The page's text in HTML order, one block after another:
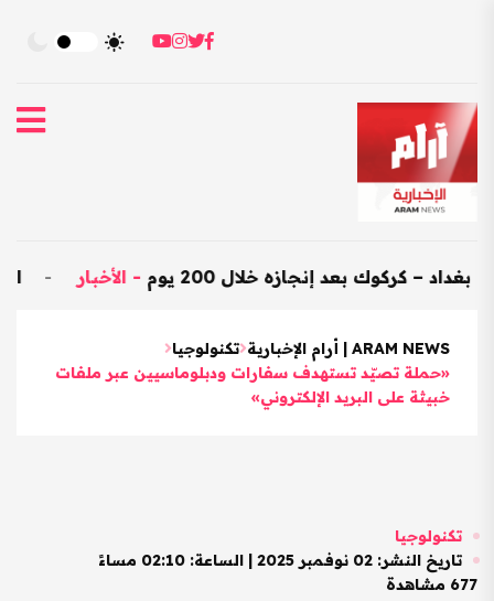
العراق يستورد بضائع - بعد إنجازه خلال 200 يوم -الأخبار
ARAM NEWS | أرام الإخبارية
تكنولوجيا
«حملة تصيّد تستهدف سفارات ودبلوماسيين عبر ملفات
خبيثة على البريد الإلكتروني»
تكنولوجيا
تاريخ النشر: 02 نوفمبر 2025 | الساعة: 02:10 مساءً
677 مشاهدة